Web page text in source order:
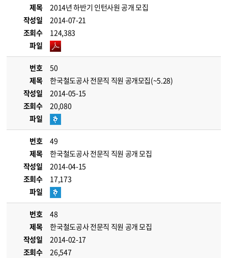
제목
2014년 하반기 인턴사원 공개 모집
작성일
2014-07-21
조회수
124,383
파일
번호
50
제목
한국철도공사 전문직 직원 공개모집(~5.28)
작성일
2014-05-15
조회수
20,080
파일
번호
49
제목
한국철도공사 전문직 직원 공개 모집
작성일
2014-04-15
조회수
17,173
파일
번호
48
제목
한국철도공사 전문직 직원 공개 모집
작성일
2014-02-17
조회수
26,547